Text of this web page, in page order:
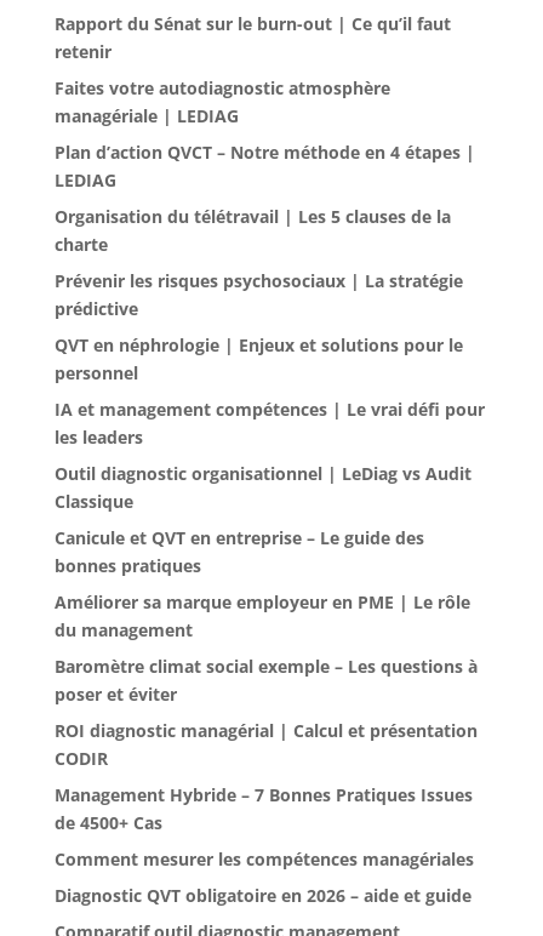
Rapport du Sénat sur le burn-out | Ce qu’il faut
retenir
Faites votre autodiagnostic atmosphère
managériale | LEDIAG
Plan d’action QVCT – Notre méthode en 4 étapes |
LEDIAG
Organisation du télétravail | Les 5 clauses de la
charte
Prévenir les risques psychosociaux | La stratégie
prédictive
QVT en néphrologie | Enjeux et solutions pour le
personnel
IA et management compétences | Le vrai défi pour
les leaders
Outil diagnostic organisationnel | LeDiag vs Audit
Classique
Canicule et QVT en entreprise – Le guide des
bonnes pratiques
Améliorer sa marque employeur en PME | Le rôle
du management
Baromètre climat social exemple – Les questions à
poser et éviter
ROI diagnostic managérial | Calcul et présentation
CODIR
Management Hybride – 7 Bonnes Pratiques Issues
de 4500+ Cas
Comment mesurer les compétences managériales
Diagnostic QVT obligatoire en 2026 – aide et guide